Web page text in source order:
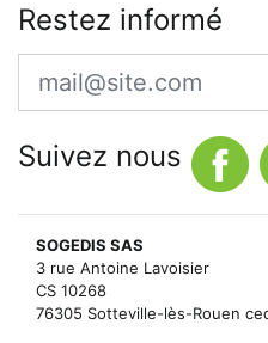
Restez informé
Email
Suivez nous
SOGEDIS SAS
3 rue Antoine Lavoisier
CS 10268
76305 Sotteville-lès-Rouen